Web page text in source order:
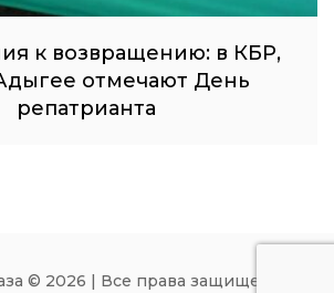
к возвращению: в КБР,
отмечают День
репатрианта
© 2026 | Все права защищены